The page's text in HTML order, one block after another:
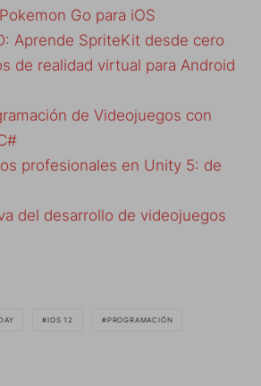
Go para iOS
Aprende SpriteKit desde cero
de realidad virtual para Android
de Videojuegos con
profesionales en Unity 5: de
del desarrollo de videojuegos
IOS 12 PROGRAMACIÓN